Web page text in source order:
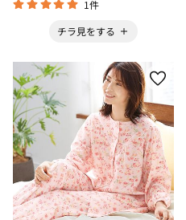
1件
チラ見をする